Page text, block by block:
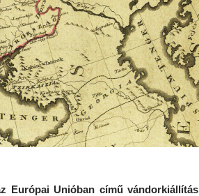
Európai Unióban című vándorkiállítás